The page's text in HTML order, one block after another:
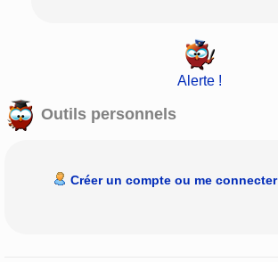
Alerte !
Outils personnels
Créer un compte ou me connecter